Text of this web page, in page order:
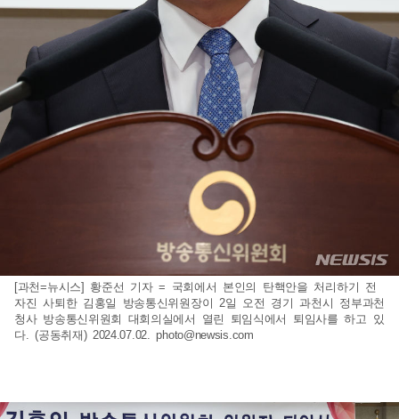
[과천=뉴시스] 황준선 기자 = 국회에서 본인의 탄핵안을 처리하기 전
자진 사퇴한 김홍일 방송통신위원장이 2일 오전 경기 과천시 정부과천
청사 방송통신위원회 대회의실에서 열린 퇴임식에서 퇴임사를 하고 있
다. (공동취재) 2024.07.02.photo@newsis.com